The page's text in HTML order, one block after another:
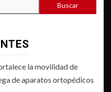
Buscar
la movilidad de
de aparatos ortopédicos